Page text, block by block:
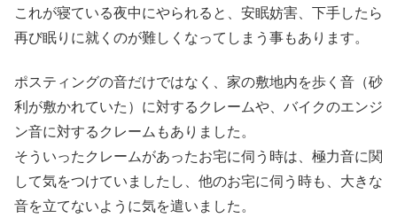
これが寝ている夜中にやられると、安眠妨害、下手したら
再び眠りに就くのが難しくなってしまう事もあります。
ポスティングの音だけではなく、家の敷地内を歩く音（砂
利が敷かれていた）に対するクレームや、バイクのエンジ
ン音に対するクレームもありました。
そういったクレームがあったお宅に伺う時は、極力音に関
して気をつけていましたし、他のお宅に伺う時も、大きな
音を立てないように気を遣いました。